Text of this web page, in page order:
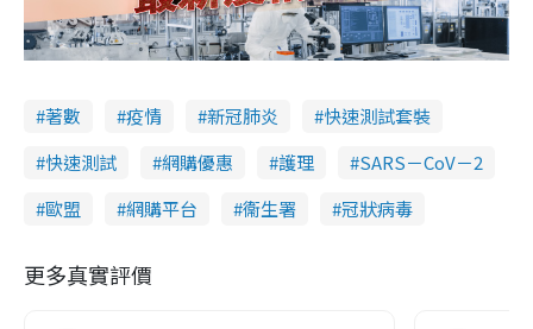
著數 疫情 新冠肺炎
快速測試套裝
快速測試
網購優惠 護理
SARS－CoV－2
歐盟
網購平台 衞生署 冠狀病毒
更多真實評價